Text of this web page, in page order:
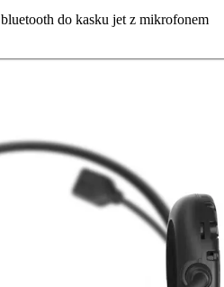
do kasku jet z mikrofonem